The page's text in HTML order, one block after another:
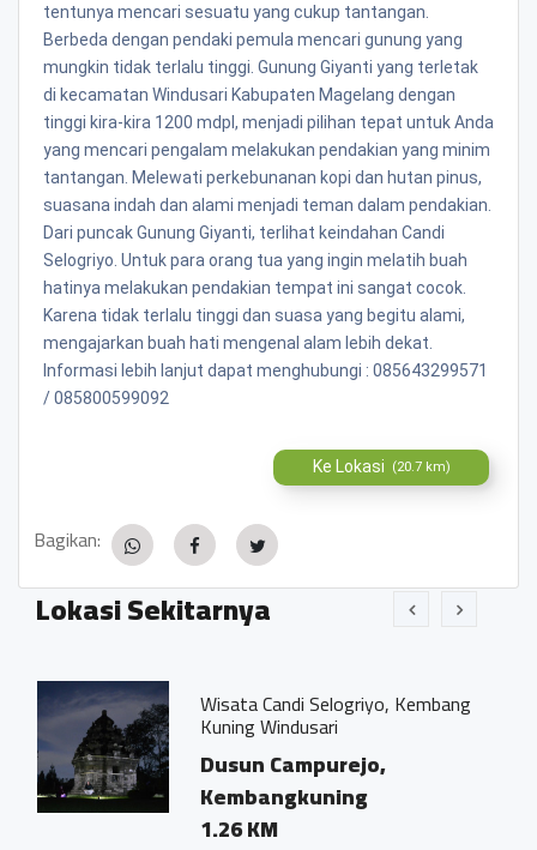
tentunya mencari sesuatu yang cukup tantangan.
Berbeda dengan pendaki pemula mencari gunung yang
mungkin tidak terlalu tinggi. Gunung Giyanti yang terletak
di kecamatan Windusari Kabupaten Magelang dengan
tinggi kira-kira 1200 mdpl, menjadi pilihan tepat untuk Anda
yang mencari pengalam melakukan pendakian yang minim
tantangan. Melewati perkebunanan kopi dan hutan pinus,
suasana indah dan alami menjadi teman dalam pendakian.
Dari puncak Gunung Giyanti, terlihat keindahan Candi
Selogriyo. Untuk para orang tua yang ingin melatih buah
hatinya melakukan pendakian tempat ini sangat cocok.
Karena tidak terlalu tinggi dan suasa yang begitu alami,
mengajarkan buah hati mengenal alam lebih dekat.
Informasi lebih lanjut dapat menghubungi : 085643299571
/ 085800599092
Ke Lokasi (20.7 km)
Bagikan:
Lokasi Sekitarnya
Wisata Candi Selogriyo, Kembang
Kuning Windusari
Dusun Campurejo,
Kembangkuning
1.26 KM